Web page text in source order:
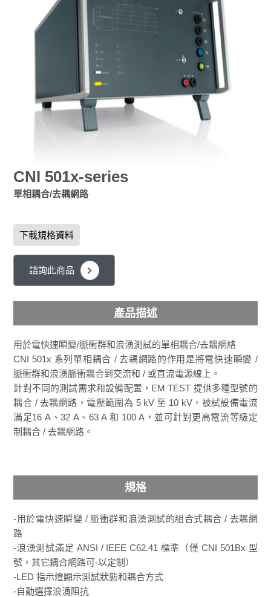
CNI 501x-series
單相耦合/去耦網路
下載規格資料
諮詢此商品
產品描述
用於電快速瞬變/脈衝群和浪湧測試的單相耦合/去耦網絡
CNI 501x 系列單相耦合 / 去耦網路的作用是將電快速瞬變 /
脈衝群和浪湧脈衝耦合到交流和 / 或直流電源線上。
針對不同的測試需求和設備配置，EM TEST 提供多種型號的
耦合 / 去耦網路，電壓範圍為 5 kV 至 10 kV，被試設備電流
滿足16 A、32 A、63 A 和 100 A，並可針對更高電流等級定
制耦合 / 去耦網路。
規格
-用於電快速瞬變 / 脈衝群和浪湧測試的組合式耦合 / 去耦網
路
-浪湧測試滿足 ANSI / IEEE C62.41 標準（僅 CNI 501Bx 型
號，其它耦合網路可-以定制）
-LED 指示燈顯示測試狀態和耦合方式
-自動選擇浪湧阻抗